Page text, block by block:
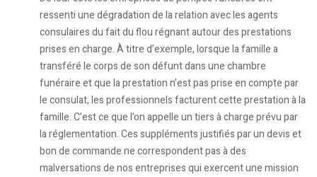
ressenti une dégradation de la relation avec les agents
consulaires du fait du flou régnant autour des prestations
prises en charge. À titre d’exemple, lorsque la famille a
transféré le corps de son défunt dans une chambre
funéraire et que la prestation n’est pas prise en compte par
le consulat, les professionnels facturent cette prestation à la
famille. C’est ce que l’on appelle un tiers à charge prévu par
la réglementation. Ces suppléments justifiés par un devis et
bon de commande ne correspondent pas à des
malversations de nos entreprises qui exercent une mission